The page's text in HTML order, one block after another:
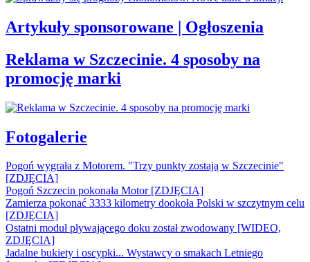
Artykuły sponsorowane | Ogłoszenia
Reklama w Szczecinie. 4 sposoby na
promocję marki
Fotogalerie
Pogoń wygrała z Motorem. "Trzy punkty zostają w Szczecinie"
[ZDJĘCIA]
Pogoń Szczecin pokonała Motor [ZDJĘCIA]
Zamierza pokonać 3333 kilometry dookoła Polski w szczytnym celu
[ZDJĘCIA]
Ostatni moduł pływającego doku został zwodowany [WIDEO,
ZDJĘCIA]
Jadalne bukiety i oscypki... Wystawcy o smakach Letniego